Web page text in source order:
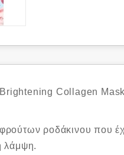
Collagen Mask
ροδάκινου που
λάμψη.